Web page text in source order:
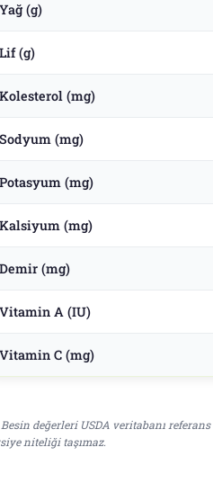
Yağ (g)
Lif (g)
Kolesterol (mg)
Sodyum (mg)
Potasyum (mg)
Kalsiyum (mg)
Demir (mg)
Vitamin A (IU)
Vitamin C (mg)
Besin değerleri USDA veritabanı
niteliği taşımaz.